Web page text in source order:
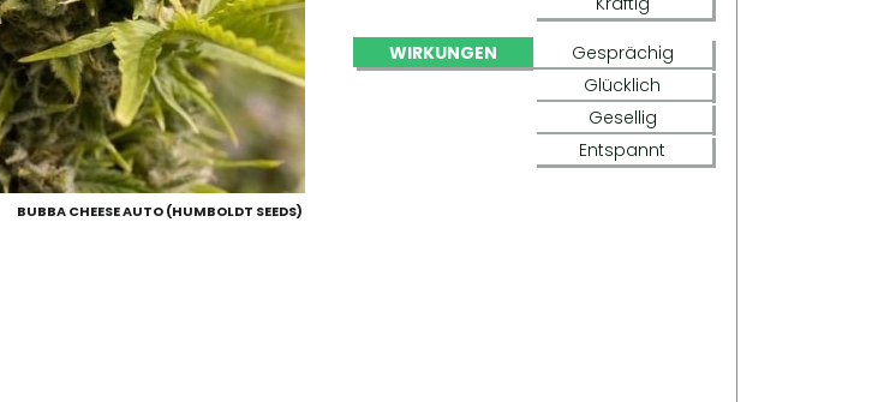
BUBBA CHEESE AUTO (HUMBOLDT SEEDS)
WIRKUNGEN
Gesprächig
Glücklich
Gesellig
Entspannt